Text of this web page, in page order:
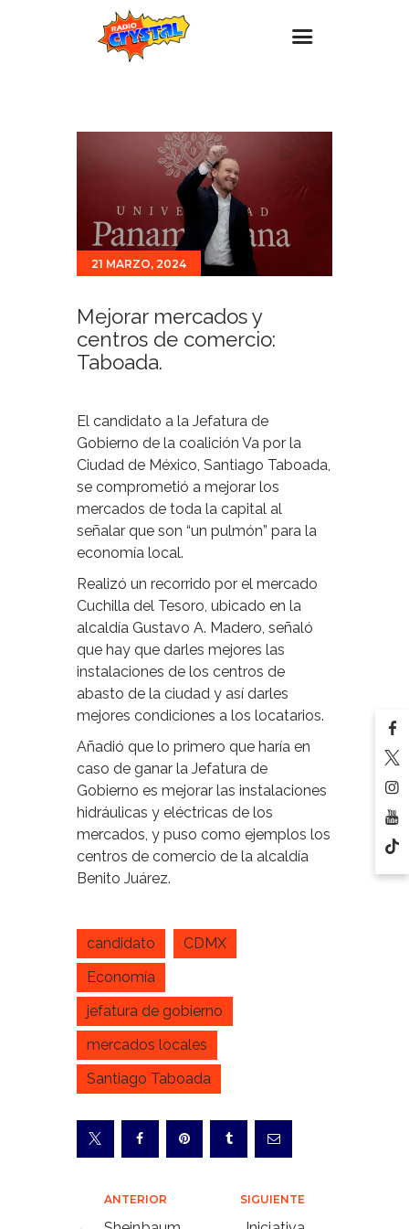
Estaciones
Promociones
Noticias
Para ti
21 MARZO, 2024
Mejorar mercados y
centros de comercio:
Taboada.
El candidato a la Jefatura de
Gobierno de la coalición Va por la
Ciudad de México, Santiago Taboada,
se comprometió a mejorar los
mercados de toda la capital al
señalar que son “un pulmón” para la
economía local.
Realizó un recorrido por el mercado
Cuchilla del Tesoro, ubicado en la
alcaldía Gustavo A. Madero, señaló
que hay que darles mejores las
instalaciones de los centros de
abasto de la ciudad y así darles
mejores condiciones a los locatarios.
Añadió que lo primero que haría en
caso de ganar la Jefatura de
Gobierno es mejorar las instalaciones
hidráulicas y eléctricas de los
mercados, y puso como ejemplos los
centros de comercio de la alcaldía
Benito Juárez.
candidato
CDMX
Economía
jefatura de gobierno
mercados locales
Santiago Taboada
Navegación
ANTERIOR SIGUIENTE